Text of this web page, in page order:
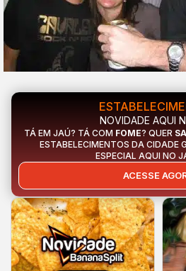
NOVIDADE AQUI
TÁ EM JAÚ? TÁ COM FOME? QUER
ESTABELECIMENTOS DA CIDADE
ESPECIAL AQUI NO
ACESSE